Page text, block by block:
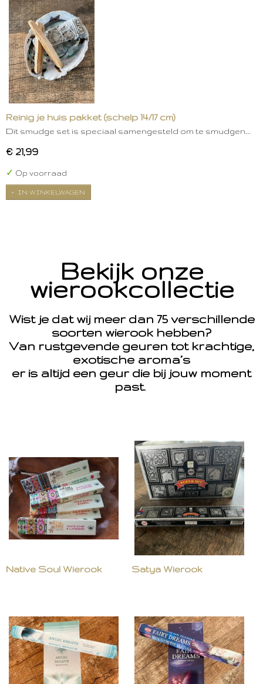
Reinig je huis pakket (schelp 14/17 cm)
Dit smudge set is speciaal samengesteld om te smudgen.…
€ 21,99
✓ Op voorraad
IN WINKELWAGEN
Bekijk onze
wierookcollectie
Wist je dat wij meer dan 75 verschillende
soorten wierook hebben?
Van rustgevende geuren tot krachtige,
exotische aroma’s
er is altijd een geur die bij jouw moment
past.
Native Soul Wierook Satya Wierook